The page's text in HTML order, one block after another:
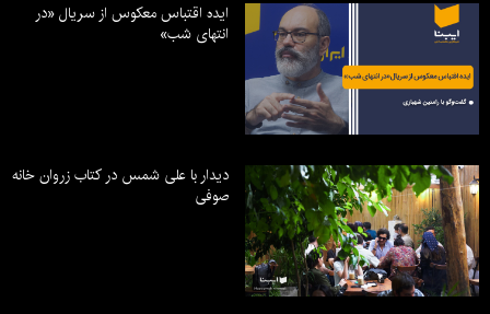
ایده اقتباس معکوس از سریال «در
انتهای شب»
دیدار با علی شمس در کتاب زروان خانه
صوفی